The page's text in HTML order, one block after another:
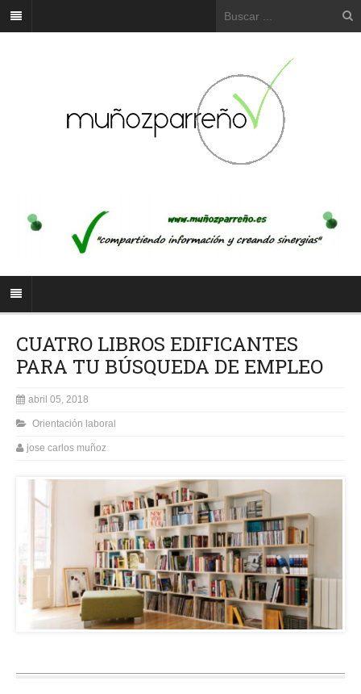
CUATRO LIBROS EDIFICANTES
PARA TU BÚSQUEDA DE EMPLEO
abril 05, 2018
Orientación laboral
jose carlos muñoz